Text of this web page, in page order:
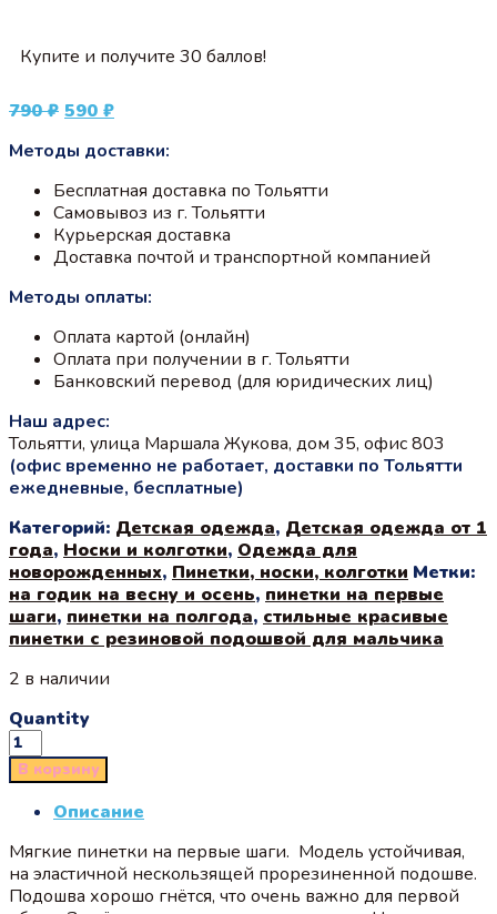
Купите и получите 30 баллов!
790₽ Первоначальная
составляла
590 ₽Текущая
590 ₽.
Методы доставки:
Бесплатная доставка по Тольятти
Самовывоз из г. Тольятти
Курьерская доставка
Доставка почтой и транспортной компанией
Методы оплаты:
Оплата картой (онлайн)
Оплата при получении в г. Тольятти
Банковский перевод (для юридических лиц)
Наш адрес:
Тольятти, улица Маршала Жукова, дом 35, офис 803
(офис временно не работает, доставки по Тольятти
ежедневные, бесплатные)
Категорий: Детская одежда, Детская одежда от 1
года, Носки и колготки, Одежда для
новорожденных, Пинетки, носки, колготки Метки:
на годик на весну и осень, пинетки на первые
шаги, пинетки на полгода, стильные красивые
пинетки с резиновой подошвой для мальчика
2 в наличии
Quantity
В корзину
Описание
Мягкие пинетки на первые шаги. Модель устойчивая,
на эластичной нескользящей прорезиненной подошве.
Подошва хорошо гнётся, что очень важно для первой